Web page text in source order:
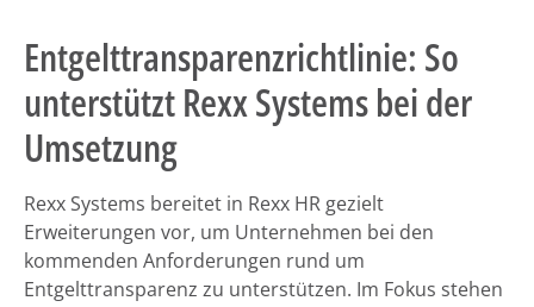
Entgelttransparenzrichtlinie: So
unterstützt Rexx Systems bei der
Umsetzung
Rexx Systems bereitet in Rexx HR gezielt
Erweiterungen vor, um Unternehmen bei den
kommenden Anforderungen rund um
Entgelttransparenz zu unterstützen. Im Fokus stehen